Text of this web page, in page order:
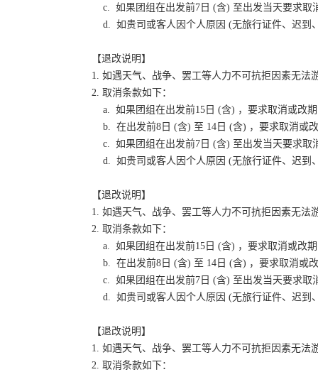
c. 如果团组在出发前7日 (含) 至出发当天要求取
d. 如贵司或客人因个人原因 (无旅行证件、迟到
【退改说明】
1. 如遇天气、战争、罢工等人力不可抗拒因素无
2. 取消条款如下：
a. 如果团组在出发前15日 (含) ，要求取消或改
b. 在出发前8日 (含) 至 14日 (含) ，要求取消或
c. 如果团组在出发前7日 (含) 至出发当天要求取
d. 如贵司或客人因个人原因 (无旅行证件、迟到
【退改说明】
1. 如遇天气、战争、罢工等人力不可抗拒因素无
2. 取消条款如下：
a. 如果团组在出发前15日 (含) ，要求取消或改
b. 在出发前8日 (含) 至 14日 (含) ，要求取消或
c. 如果团组在出发前7日 (含) 至出发当天要求取
d. 如贵司或客人因个人原因 (无旅行证件、迟到
【退改说明】
1. 如遇天气、战争、罢工等人力不可抗拒因素无
2. 取消条款如下：